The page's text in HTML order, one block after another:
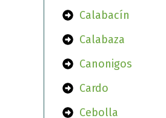
Calabacín
Calabaza
Canonigos
Cardo
Cebolla